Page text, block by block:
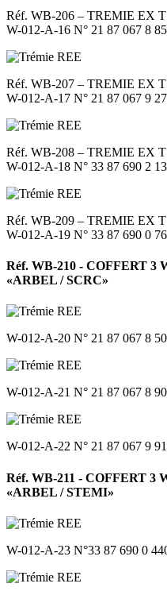
Réf. WB-206 – TREMIE EX
W-012-A-16 N° 21 87 067 8
Réf. WB-207 – TREMIE EX
W-012-A-17 N° 21 87 067 9
Réf. WB-208 – TREMIE EX
W-012-A-18 N° 33 87 690 2
Réf. WB-209 – TREMIE EX
W-012-A-19 N° 33 87 690 0
Réf. WB-210 - COFFERT 3
«ARBEL / SCRC»
W-012-A-20 N° 21 87 067 8
W-012-A-21 N° 21 87 067 8
W-012-A-22 N° 21 87 067 9
Réf. WB-211 - COFFERT 3
«ARBEL / STEMI»
W-012-A-23 N°33 87 690 0